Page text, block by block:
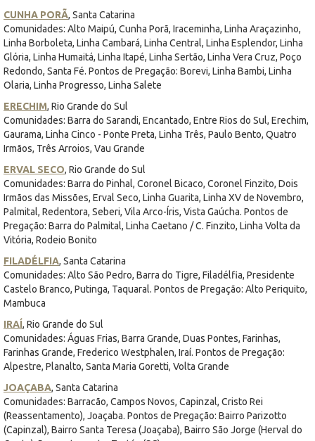
CUNHA PORÃ, Santa Catarina
Comunidades: Alto Maipú, Cunha Porã, Iraceminha, Linha Araçazinho,
Linha Borboleta, Linha Cambará, Linha Central, Linha Esplendor, Linha
Glória, Linha Humaitá, Linha Itapé, Linha Sertão, Linha Vera Cruz, Poço
Redondo, Santa Fé. Pontos de Pregação: Borevi, Linha Bambi, Linha
Olaria, Linha Progresso, Linha Salete
ERECHIM, Rio Grande do Sul
Comunidades: Barra do Sarandi, Encantado, Entre Rios do Sul, Erechim,
Gaurama, Linha Cinco - Ponte Preta, Linha Três, Paulo Bento, Quatro
Irmãos, Três Arroios, Vau Grande
ERVAL SECO, Rio Grande do Sul
Comunidades: Barra do Pinhal, Coronel Bicaco, Coronel Finzito, Dois
Irmãos das Missões, Erval Seco, Linha Guarita, Linha XV de Novembro,
Palmital, Redentora, Seberi, Vila Arco-Íris, Vista Gaúcha. Pontos de
Pregação: Barra do Palmital, Linha Caetano / C. Finzito, Linha Volta da
Vitória, Rodeio Bonito
FILADÉLFIA, Santa Catarina
Comunidades: Alto São Pedro, Barra do Tigre, Filadélfia, Presidente
Castelo Branco, Putinga, Taquaral. Pontos de Pregação: Alto Periquito,
Mambuca
IRAÍ, Rio Grande do Sul
Comunidades: Águas Frias, Barra Grande, Duas Pontes, Farinhas,
Farinhas Grande, Frederico Westphalen, Iraí. Pontos de Pregação:
Alpestre, Planalto, Santa Maria Goretti, Volta Grande
JOAÇABA, Santa Catarina
Comunidades: Barracão, Campos Novos, Capinzal, Cristo Rei
(Reassentamento), Joaçaba. Pontos de Pregação: Bairro Parizotto
(Capinzal), Bairro Santa Teresa (Joaçaba), Bairro São Jorge (Herval do